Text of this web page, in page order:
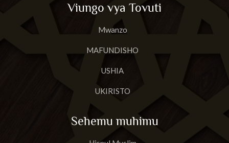
Viungo vya Tovuti
Mwanzo
MAFUNDISHO
USHIA
UKIRISTO
Sehemu muhimu